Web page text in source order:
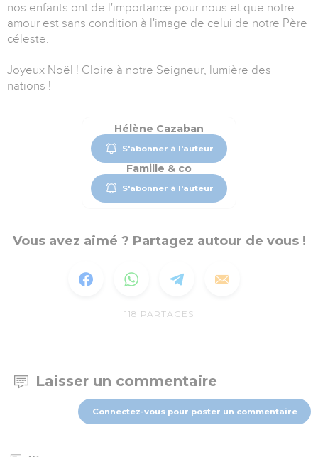
nos enfants ont de l'importance pour nous et que notre
amour est sans condition à l'image de celui de notre Père
céleste.
Joyeux Noël ! Gloire à notre Seigneur, lumière des
nations !
Hélène Cazaban
S'abonner à l'auteur
Famille & co
S'abonner à l'auteur
Vous avez aimé ? Partagez autour de vous !
118 PARTAGES
Laisser un commentaire
Connectez-vous pour poster un commentaire